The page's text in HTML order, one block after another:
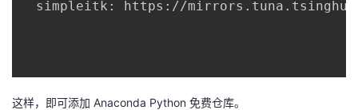
simpleitk: https://
这样，即可添加 Anaconda Python 免费仓库。